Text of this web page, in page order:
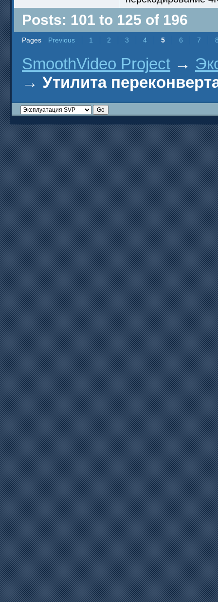
Posts: 101 to 125 of 196
Pages Previous 1 2 3 4 5 6 7
SmoothVideo Project →
→ Утилита